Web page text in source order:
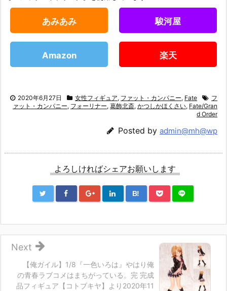
あみあみ 駿河屋
Amazon 楽天
2020年6月27日 女性フィギュア, ファット・カンパニー, Fate
フ
ァット・カンパニー, フォーリナー, 葛飾北斎, かつしかほくさい, Fate/Gran
d Order
Posted by admin@mh@wp
よろしければシェアお願いします
B!
【俺ガイル】1/8『一色いろは』やはり俺
の青春ラブコメはまちがっている。完 完成
品フィギュア【コトブキヤ】より2020年11
Next